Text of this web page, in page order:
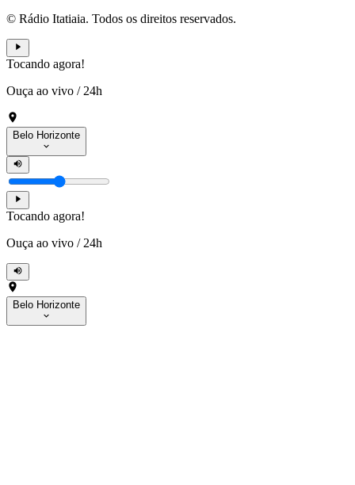
© Rádio Itatiaia. Todos os direitos reservados.
Tocando agora!
Ouça ao vivo / 24h
Belo Horizonte
Tocando agora!
Ouça ao vivo / 24h
Belo Horizonte